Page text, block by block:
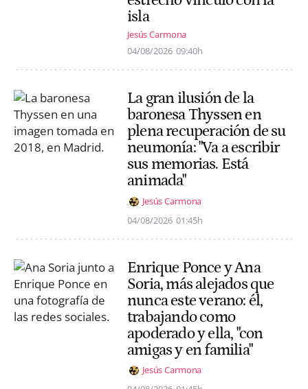
isla
Jesús Carmona
04/08/2026 09:40h
La gran ilusión de la
baronesa Thyssen en
plena recuperación de su
neumonía: "Va a escribir
sus memorias. Está
animada"
Jesús Carmona
04/08/2026 01:45h
Enrique Ponce y Ana
Soria, más alejados que
nunca este verano: él,
trabajando como
apoderado y ella, "con
amigas y en familia"
Jesús Carmona